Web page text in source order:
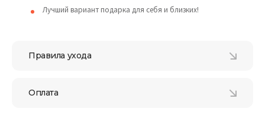
Лучший вариант подарка для себя и близких!
Правила ухода
Оплата